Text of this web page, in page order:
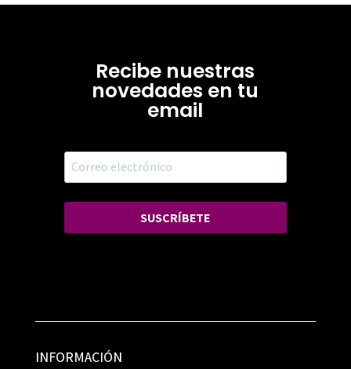
Recibe nuestras
novedades en tu
email
SUSCRÍBETE
INFORMACIÓN